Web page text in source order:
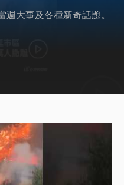
大事及各種新奇話題。